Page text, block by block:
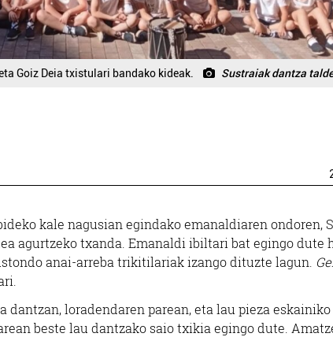
Goiz Deia txistulari bandako kideak. Sustraiak dantza
kale nagusian egindako emanaldiaren ondoren,
agurtzeko txanda. Emanaldi ibiltari bat egingo dute
anai-arreba trikitilariak izango dituzte lagun.
loradendaren parean, eta lau pieza
beste lau dantzako saio txikia egingo dute.